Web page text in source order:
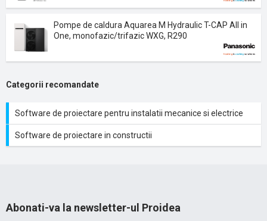
Pompe de caldura Aquarea M Hydraulic T-CAP All in
One, monofazic/trifazic WXG, R290
Categorii recomandate
Software de proiectare pentru instalatii mecanice si electrice
Software de proiectare in constructii
Abonati-va la newsletter-ul Proidea